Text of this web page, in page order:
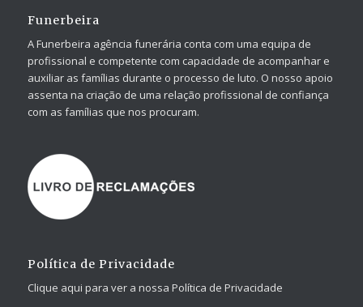
Funerbeira
A Funerbeira agência funerária conta com uma equipa de
profissional e competente com capacidade de acompanhar e
auxiliar as famílias durante o processo de luto. O nosso apoio
assenta na criação de uma relação profissional de confiança
com as famílias que nos procuram.
Política de Privacidade
Clique aqui para ver a nossa Política de Privacidade